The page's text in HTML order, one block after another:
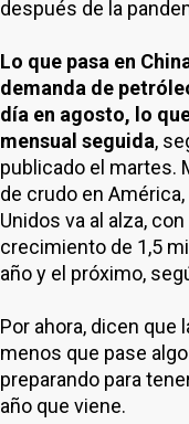
después de la
Lo que pasa en
demanda de
día en agosto, lo
mensual seguida,
publicado el martes.
de crudo en
Unidos va al alza,
crecimiento de 1,5
año y el próximo,
Por ahora, dicen que
menos que pase
preparando para
año que viene.